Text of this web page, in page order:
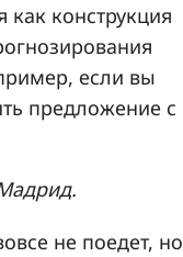
конструкция
если вы
предложение с
не поедет, но